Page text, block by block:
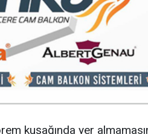
kuşağında yer